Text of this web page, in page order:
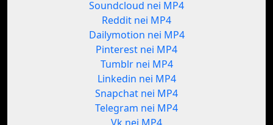
Soundcloud nei MP4
Reddit nei MP4
Dailymotion nei MP4
Pinterest nei MP4
Tumblr nei MP4
Linkedin nei MP4
Snapchat nei MP4
Telegram nei MP4